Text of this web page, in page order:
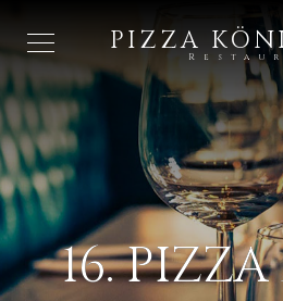
PIZZA
16.